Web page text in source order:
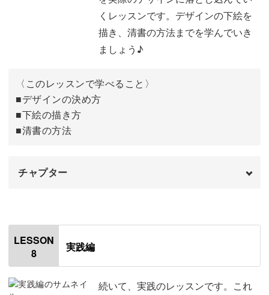
02:49
グリッドの定番5種について 08:44
くレッスンです。デザインの下絵を
描き、清書の方法までを学んでいき
ましょう♪
〈このレッスンで学べること〉
■デザインの決め方
■下絵の描き方
■清書の方法
チャプター
はじめに
使用材料・道具
ペルソナの設定について 01:15
LESSON
8
実践編
続いて、実践のレッスンです。これ